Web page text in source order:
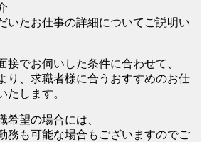
いたお仕事の詳細についてご説明い
接でお伺いした条件に合わせて、
り、求職者様に合うおすすめのお仕
たします。
希望の場合には、
務も可能な場合もございますのでご